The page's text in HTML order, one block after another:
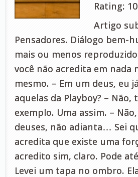
Rating:
Artigo
Pensadores. Diálogo bem-
mais ou menos
você não acredita em nada
mesmo. – Em um deus, eu
aquelas da Playboy? –
exemplo. Uma assim. –
deuses, não adianta… Sei
acredita que existe uma
acredito sim, claro. Pode
Levei um tapa no ombro.